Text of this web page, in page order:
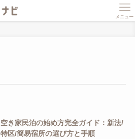
メニュー
空き家民泊の始め方完全ガイド：新法/
特区/簡易宿所の選び方と手順